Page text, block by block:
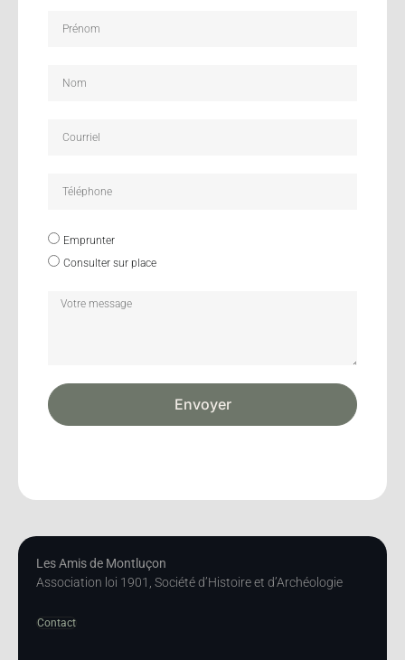
Emprunter
Consulter sur place
Envoyer
Les Amis de Montluçon
Association loi 1901, Société d’Histoire et d’Archéologie
Contact